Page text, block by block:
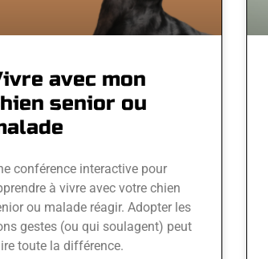
avec mon
senior ou
conférence interactive pour
à vivre avec votre chien
ou malade réagir. Adopter les
gestes (ou qui soulagent) peut
toute la différence.